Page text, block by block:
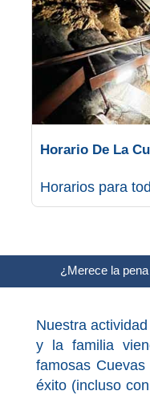
Trevélez
PUEBLOS
BLANCOS
Zahara de la
las Bodegas
Olvera
OTRAS
ZONAS
Horario De La
Horarios para
¿Merece la
Nuestra
y la familia
famosas
éxito (incluso